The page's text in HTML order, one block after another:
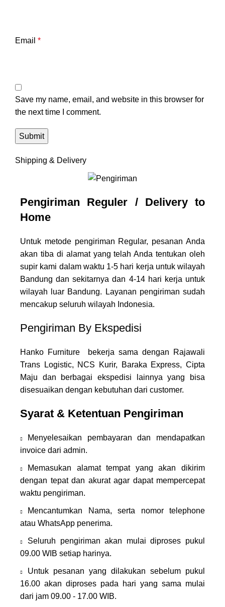
Email *
Save my name, email, and website in this browser for
the next time I comment.
Shipping & Delivery
Pengiriman Reguler / Delivery to
Home
Untuk metode pengiriman Regular, pesanan Anda
akan tiba di alamat yang telah Anda tentukan oleh
supir kami dalam waktu 1-5 hari kerja untuk wilayah
Bandung dan sekitarnya dan 4-14 hari kerja untuk
wilayah luar Bandung. Layanan pengiriman sudah
mencakup seluruh wilayah Indonesia.
Pengiriman By Ekspedisi
Hanko Furniture bekerja sama dengan Rajawali
Trans Logistic, NCS Kurir, Baraka Express, Cipta
Maju dan berbagai ekspedisi lainnya yang bisa
disesuaikan dengan kebutuhan dari customer.
Syarat & Ketentuan Pengiriman
Menyelesaikan pembayaran dan mendapatkan
invoice dari admin.
Memasukan alamat tempat yang akan dikirim
dengan tepat dan akurat agar dapat mempercepat
waktu pengiriman.
Mencantumkan Nama, serta nomor telephone
atau WhatsApp penerima.
Seluruh pengiriman akan mulai diproses pukul
09.00 WIB setiap harinya.
Untuk pesanan yang dilakukan sebelum pukul
16.00 akan diproses pada hari yang sama mulai
dari jam 09.00 - 17.00 WIB.